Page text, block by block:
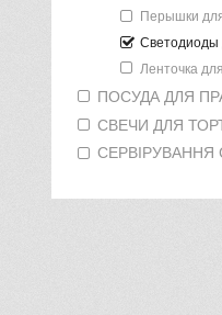
Перышки
Ленточка
ПОСУДА ДЛЯ
СВЕЧИ ДЛЯ
СЕРВІРУВАННЯ